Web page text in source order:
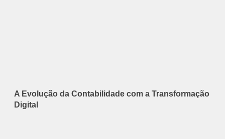
A Evolução da Contabilidade com a Transformação
Digital